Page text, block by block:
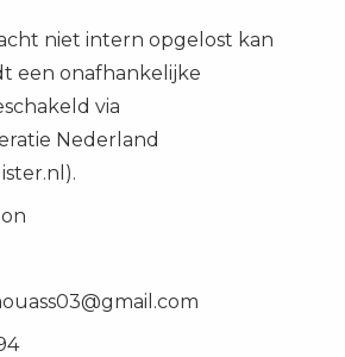
niet intern opgelost kan
een onafhankelijke
via
Nederland